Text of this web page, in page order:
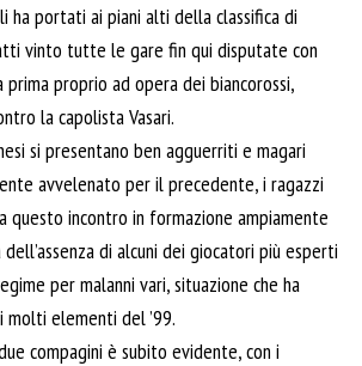
ha portati ai piani alti della classifica di
vinto tutte le gare fin qui disputate con
proprio ad opera dei biancorossi,
la capolista Vasari.
si presentano ben agguerriti e magari
avvelenato per il precedente, i ragazzi
questo incontro in formazione ampiamente
di alcuni dei giocatori più esperti
per malanni vari, situazione che ha
elementi del ’99.
compagini è subito evidente, con i